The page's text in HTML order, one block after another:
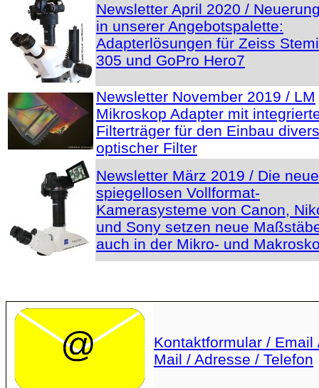
Newsletter April 2020 /
in unserer Angebotspalette:
Adapterlösungen für Zeiss Stemi
305 und GoPro Hero7
Newsletter November 2019 / LM
Mikroskop Adapter mit
Filterträger für den Einbau
optischer Filter
Newsletter März 2019 / Die
spiegellosen Vollformat-
Kamerasysteme von Canon,
und Sony setzen neue
auch in der Mikro- und
Kontaktformular / Email
Mail / Adresse / Telefon